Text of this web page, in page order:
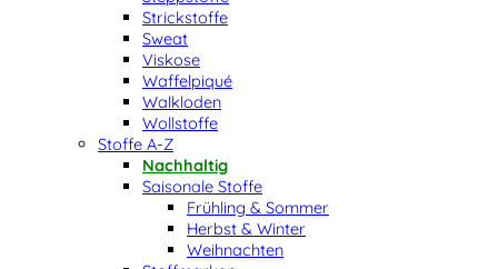
Strickstoffe
Sweat
Viskose
Waffelpiqué
Walkloden
Wollstoffe
Stoffe A-Z
Nachhaltig
Saisonale Stoffe
Frühling & Sommer
Herbst & Winter
Weihnachten